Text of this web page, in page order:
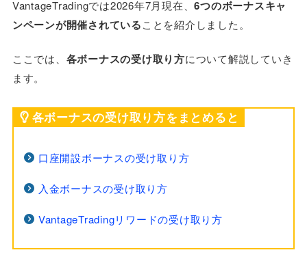
VantageTradingでは2026年7月現在、6つのボーナスキャ
ンペーンが開催されていることを紹介しました。
ここでは、 各ボーナスの受け取り方について解説していき
ます。
各ボーナスの受け取り方をまとめると
口座開設ボーナスの受け取り方
入金ボーナスの受け取り方
VantageTradingリワードの受け取り方